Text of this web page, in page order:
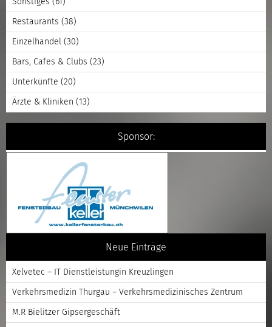
Restaurants (38)
Einzelhandel (30)
Bars, Cafes & Clubs (23)
Unterkünfte (20)
Ärzte & Kliniken (13)
Sponsor:
Neue Einträge
Xelvetec – IT Dienstleistungin Kreuzlingen
Verkehrsmedizin Thurgau – Verkehrsmedizinisches Zentrum
M.R Bielitzer Gipsergeschäft